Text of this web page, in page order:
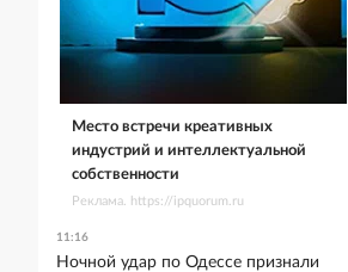
Место встречи креативных
индустрий и интеллектуальной
собственности
Реклама. https://ipquorum.ru
11:16
Ночной удар по Одессе признали